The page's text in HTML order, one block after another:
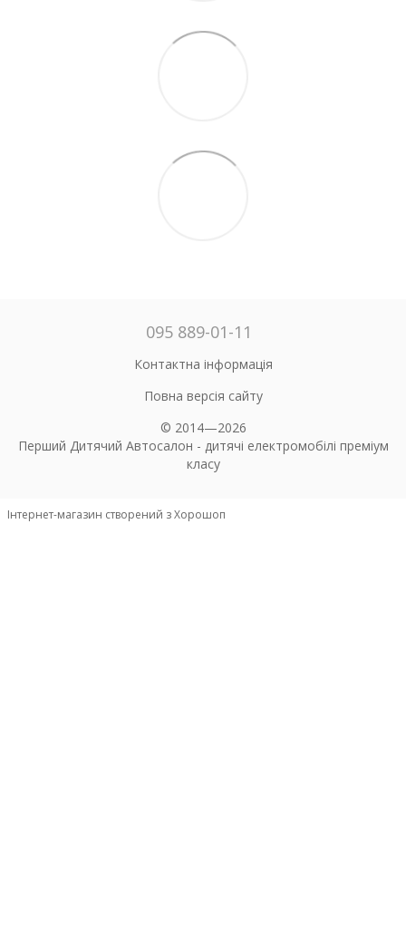
095 889-01-11
Контактна інформація
Повна версія сайту
© 2014—2026
Перший Дитячий Автосалон - дитячі електромобілі преміум
класу
Інтернет-магазин створений з Хорошоп